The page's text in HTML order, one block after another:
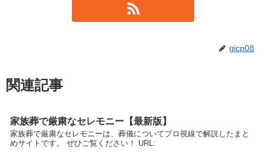
gicp08
関連記事
家族葬で厳粛なセレモニー【最新版】
家族葬で厳粛なセレモニーは、葬儀についてプロ視線で解説したまと
めサイトです。 ぜひご覧ください！ URL: